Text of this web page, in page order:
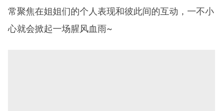
常聚焦在姐姐们的个人表现和彼此间的互动，一不小
心就会掀起一场腥风血雨~